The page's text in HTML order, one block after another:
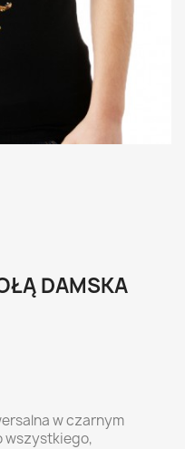
DAMSKA
w czarnym
wszystkiego,